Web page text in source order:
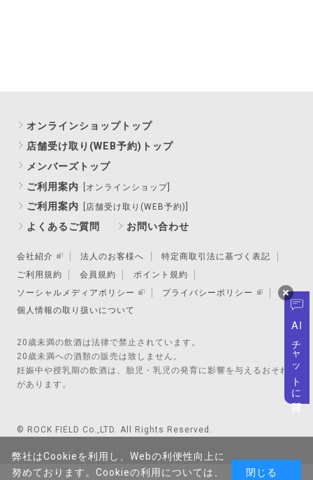
オンラインショップトップ
店舗受け取り(WEB予約)トップ
メンバーズトップ
ご利用案内
[オンラインショップ]
ご利用案内 [店舗受け取り(WEB予約)]
よくあるご質問 お問い合わせ
会社紹介 法人のお客様へ
特定商取引法に基づく表記
ご利用規約
会員規約
ポイント規約
ソーシャルメディアポリシー
プライバシーポリシー
個人情報の取り扱いについて
20歳未満の飲酒は法律で禁止されています。
20歳未満への酒類の販売は致しません。
妊娠中や授乳期の飲酒は、胎児・乳児の発育に影響を与えるおそれ
があります。
© ROCK FIELD Co.,LTD. All Rights Reserved.
AI
チャットに質問
弊社はCookieを利用し、Webの利便性向上に
努めております。Cookieの利用については、
閉じる